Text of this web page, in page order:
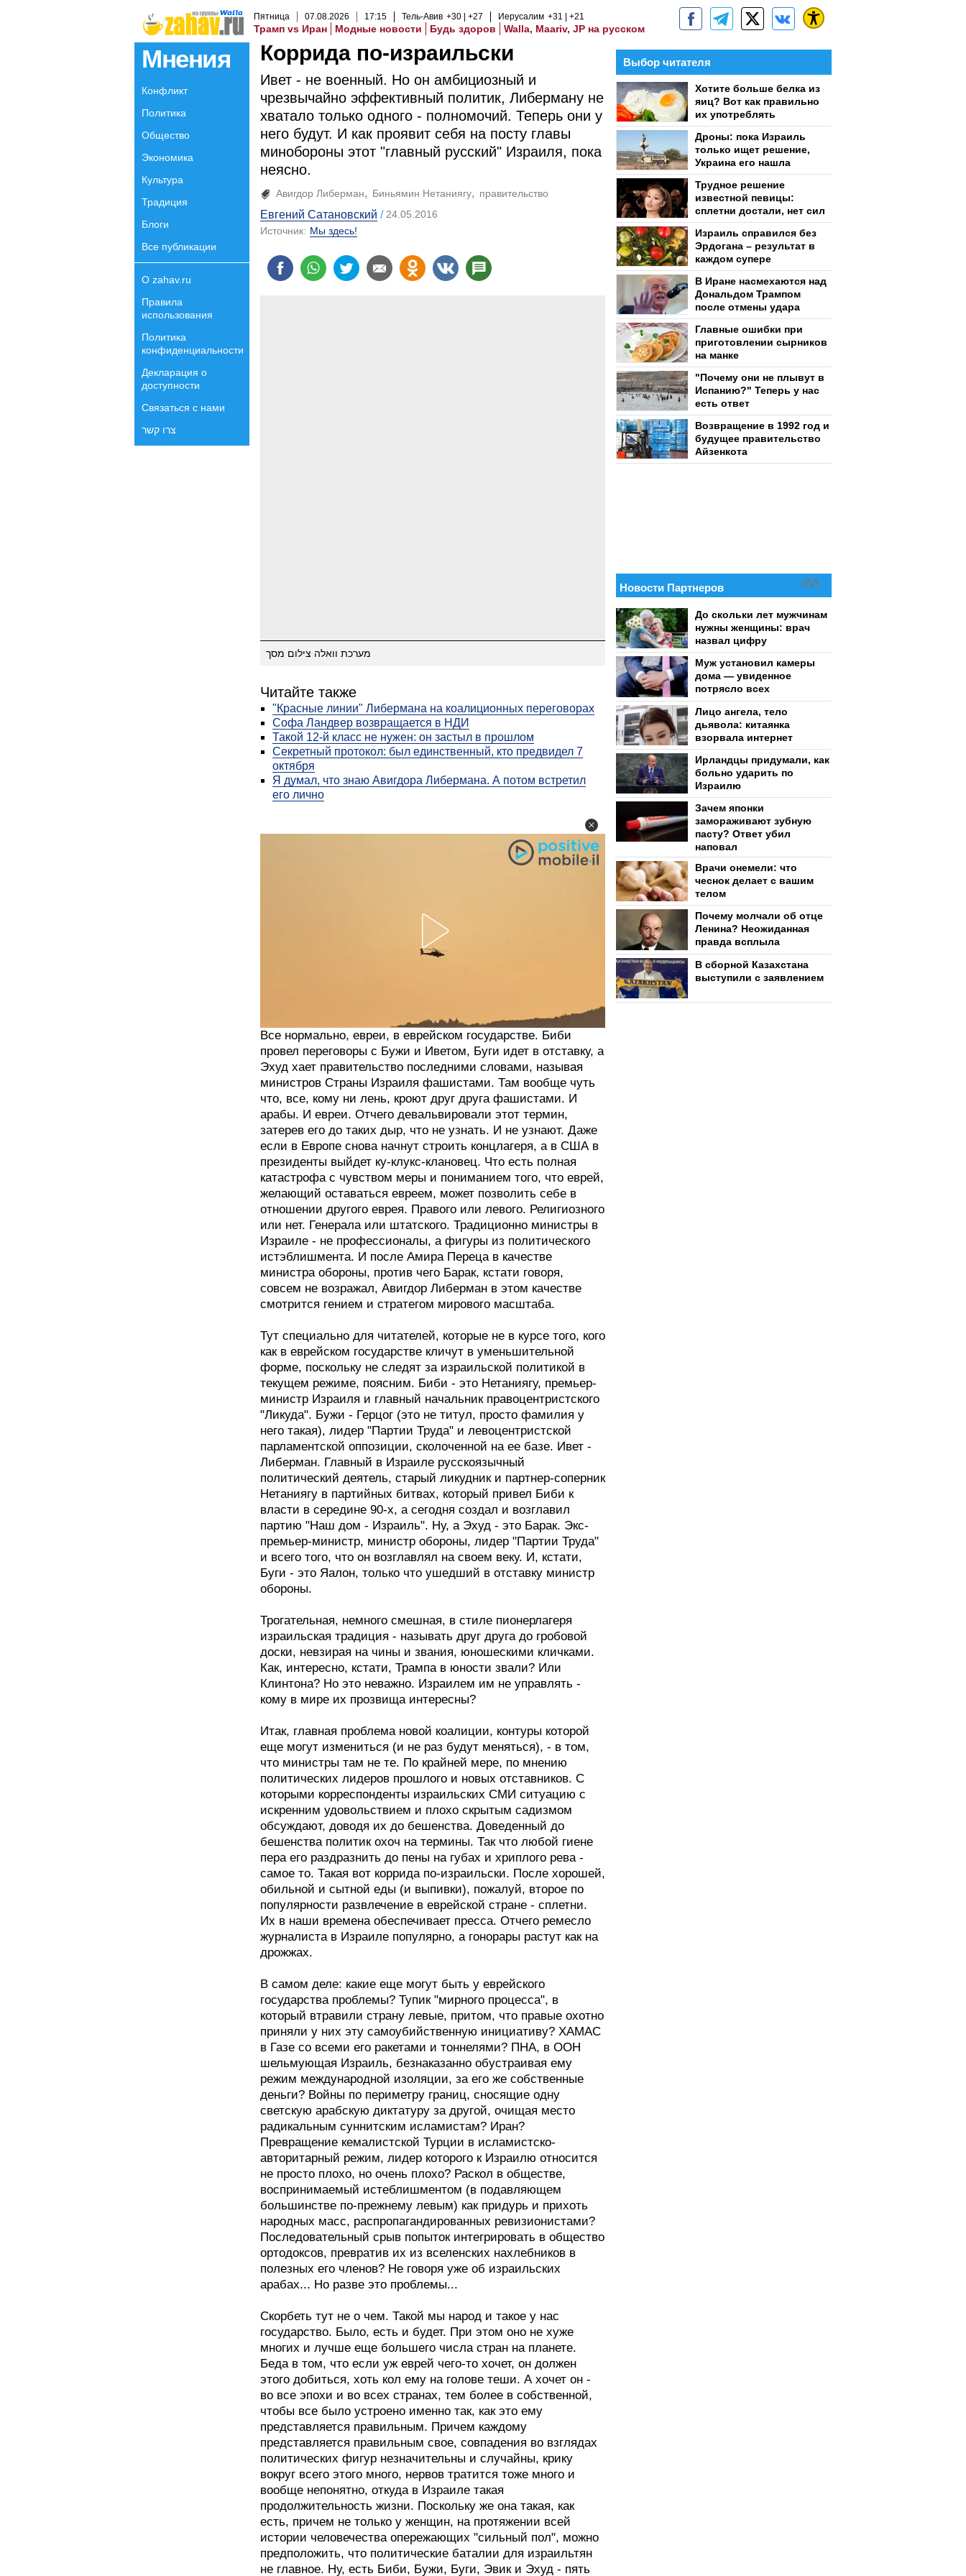
Пятница 07.08.2026 17:15 Тель-Авив +30 +27 Иерусалим +31 +21
Трамп vs Иран Модные новости Будь здоров Walla, Maariv, JP на русском
Мнения
Конфликт
Политика
Общество
Экономика
Культура
Традиция
Блоги
Все публикации
О zahav.ru
Правила
использования
Политика
конфиденциальности
Декларация о
доступности
Связаться с нами
צרו קשר
Коррида по-израильски
Ивет - не военный. Но он амбициозный и
чрезвычайно эффективный политик, Либерману не
хватало только одного - полномочий. Теперь они у
него будут. И как проявит себя на посту главы
минобороны этот "главный русский" Израиля, пока
неясно.
Авигдор Либерман Биньямин Нетаниягу правительство
Евгений Сатановский
24.05.2016
Источник: Мы здесь!
מערכת וואלה צילום מסך
Читайте также
"Красные линии" Либермана на коалиционных переговорах
Софа Ландвер возвращается в НДИ
Такой 12-й класс не нужен: он застыл в прошлом
Секретный протокол: был единственный, кто предвидел 7
октября
Я думал, что знаю Авигдора Либермана. А потом встретил
его лично
Все нормально, евреи, в еврейском государстве. Биби
провел переговоры с Бужи и Иветом, Буги идет в отставку, а
Эхуд хает правительство последними словами, называя
министров Страны Израиля фашистами. Там вообще чуть
что, все, кому ни лень, кроют друг друга фашистами. И
арабы. И евреи. Отчего девальвировали этот термин,
затерев его до таких дыр, что не узнать. И не узнают. Даже
если в Европе снова начнут строить концлагеря, а в США в
президенты выйдет ку-клукс-клановец. Что есть полная
катастрофа с чувством меры и пониманием того, что еврей,
желающий оставаться евреем, может позволить себе в
отношении другого еврея. Правого или левого. Религиозного
или нет. Генерала или штатского. Традиционно министры в
Израиле - не профессионалы, а фигуры из политического
истэблишмента. И после Амира Переца в качестве
министра обороны, против чего Барак, кстати говоря,
совсем не возражал, Авигдор Либерман в этом качестве
смотрится гением и стратегом мирового масштаба.
Тут специально для читателей, которые не в курсе того, кого
как в еврейском государстве кличут в уменьшительной
форме, поскольку не следят за израильской политикой в
текущем режиме, поясним. Биби - это Нетаниягу, премьер-
министр Израиля и главный начальник правоцентристского
"Ликуда". Бужи - Герцог (это не титул, просто фамилия у
него такая), лидер "Партии Труда" и левоцентристской
парламентской оппозиции, сколоченной на ее базе. Ивет -
Либерман. Главный в Израиле русскоязычный
политический деятель, старый ликудник и партнер-соперник
Нетаниягу в партийных битвах, который привел Биби к
власти в середине 90-х, а сегодня создал и возглавил
партию "Наш дом - Израиль". Ну, а Эхуд - это Барак. Экс-
премьер-министр, министр обороны, лидер "Партии Труда"
и всего того, что он возглавлял на своем веку. И, кстати,
Буги - это Яалон, только что ушедший в отставку министр
обороны.
Трогательная, немного смешная, в стиле пионерлагеря
израильская традиция - называть друг друга до гробовой
доски, невзирая на чины и звания, юношескими кличками.
Как, интересно, кстати, Трампа в юности звали? Или
Клинтона? Но это неважно. Израилем им не управлять -
кому в мире их прозвища интересны?
Итак, главная проблема новой коалиции, контуры которой
еще могут измениться (и не раз будут меняться), - в том,
что министры там не те. По крайней мере, по мнению
политических лидеров прошлого и новых отставников. С
которыми корреспонденты израильских СМИ ситуацию с
искренним удовольствием и плохо скрытым садизмом
обсуждают, доводя их до бешенства. Доведенный до
бешенства политик охоч на термины. Так что любой гиене
пера его раздразнить до пены на губах и хриплого рева -
самое то. Такая вот коррида по-израильски. После хорошей,
обильной и сытной еды (и выпивки), пожалуй, второе по
популярности развлечение в еврейской стране - сплетни.
Их в наши времена обеспечивает пресса. Отчего ремесло
журналиста в Израиле популярно, а гонорары растут как на
дрожжах.
В самом деле: какие еще могут быть у еврейского
государства проблемы? Тупик "мирного процесса", в
который втравили страну левые, притом, что правые охотно
приняли у них эту самоубийственную инициативу? ХАМАС
в Газе со всеми его ракетами и тоннелями? ПНА, в ООН
шельмующая Израиль, безнаказанно обустраивая ему
режим международной изоляции, за его же собственные
деньги? Войны по периметру границ, сносящие одну
светскую арабскую диктатуру за другой, очищая место
радикальным суннитским исламистам? Иран?
Превращение кемалистской Турции в исламистско-
авторитарный режим, лидер которого к Израилю относится
не просто плохо, но очень плохо? Раскол в обществе,
воспринимаемый истеблишментом (в подавляющем
большинстве по-прежнему левым) как придурь и прихоть
народных масс, распропагандированных ревизионистами?
Последовательный срыв попыток интегрировать в общество
ортодоксов, превратив их из вселенских нахлебников в
полезных его членов? Не говоря уже об израильских
арабах... Но разве это проблемы...
Скорбеть тут не о чем. Такой мы народ и такое у нас
государство. Было, есть и будет. При этом оно не хуже
многих и лучше еще большего числа стран на планете.
Беда в том, что если уж еврей чего-то хочет, он должен
этого добиться, хоть кол ему на голове теши. А хочет он -
во все эпохи и во всех странах, тем более в собственной,
чтобы все было устроено именно так, как это ему
представляется правильным. Причем каждому
представляется правильным свое, совпадения во взглядах
политических фигур незначительны и случайны, крику
вокруг всего этого много, нервов тратится тоже много и
вообще непонятно, откуда в Израиле такая
продолжительность жизни. Поскольку же она такая, как
есть, причем не только у женщин, на протяжении всей
истории человечества опережающих "сильный пол", можно
предположить, что политические баталии для израильтян
не главное. Ну, есть Биби, Бужи, Буги, Эвик и Эхуд - пять
Выбор читателя
Хотите больше белка из
яиц? Вот как правильно
их употреблять
Дроны: пока Израиль
только ищет решение,
Украина его нашла
Трудное решение
известной певицы:
сплетни достали, нет сил
Израиль справился без
Эрдогана – результат в
каждом супере
В Иране насмехаются над
Дональдом Трампом
после отмены удара
Главные ошибки при
приготовлении сырников
на манке
"Почему они не плывут в
Испанию?" Теперь у нас
есть ответ
Возвращение в 1992 год и
будущее правительство
Айзенкота